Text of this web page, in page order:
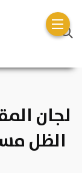
لجان
الظل